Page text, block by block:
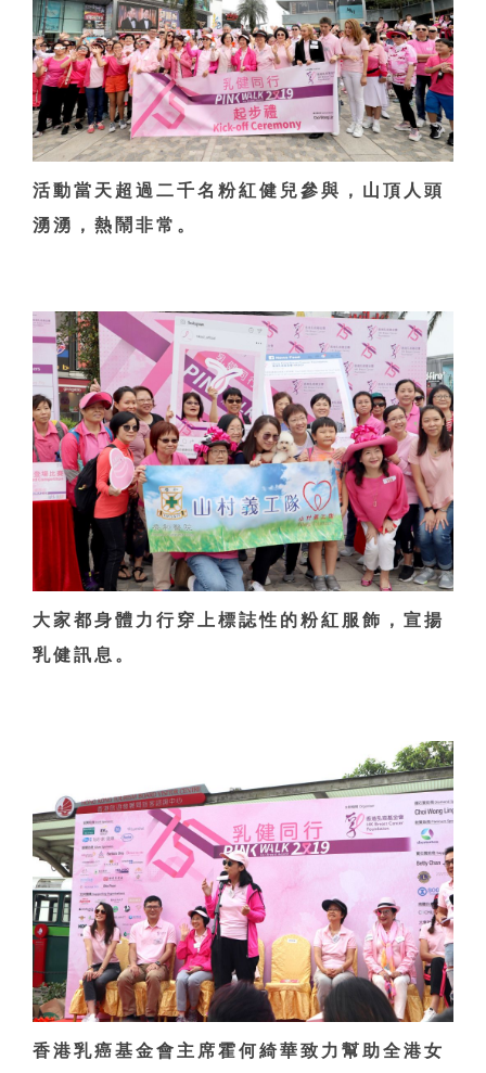
活動當天超過二千名粉紅健兒參與，山頂人頭
湧湧，熱鬧非常。
大家都身體力行穿上標誌性的粉紅服飾，宣揚
乳健訊息。
香港乳癌基金會主席霍何綺華致力幫助全港女